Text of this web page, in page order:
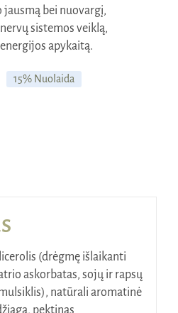
bei nuovargį,
sistemos veiklą,
apykaitą.
15% Nuolaida
(drėgmę išlaikanti
askorbatas, sojų ir rapsų
natūrali aromatinė
pektinas